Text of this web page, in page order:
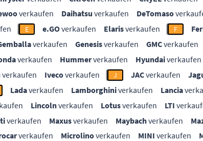
verkaufen Daihatsu verkaufen DeTomaso
E e.GOverkaufen Elarisverkaufen F
verkaufen Genesisverkaufen GMCverkaufen
verkaufen Hummerverkaufen Hyundaiverkaufen
verkaufen Ivecoverkaufen J JACverkaufen
Ladaverkaufen Lamborghiniverkaufen Lancia
Lincolnverkaufen Lotusverkaufen LTI
verkaufen Maxusverkaufen Maybachverkaufen
verkaufen Microlinoverkaufen MINI verkaufen